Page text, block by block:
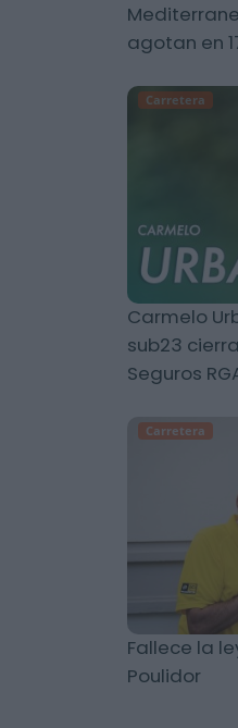
agotan en
Carretera
Carmelo
sub23
Seguros
Carretera
Fallece la
Poulidor